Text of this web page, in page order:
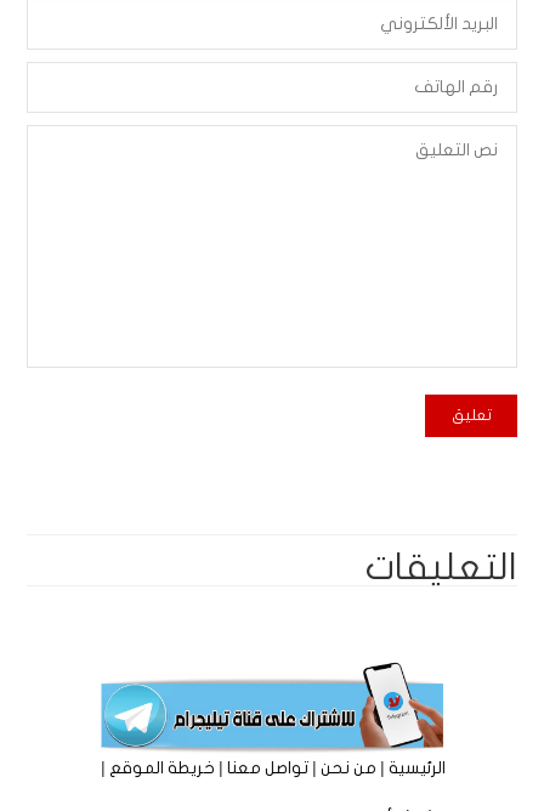
التعليقات
الرئيسية|من نحن|تواصل معنا|خريطة الموقع |